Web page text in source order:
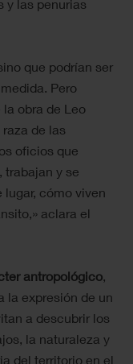
y las penurias
que podrían ser
Pero
obra de Leo
de las
oficios que
trabajan y se
lugar, cómo viven
aclara el
antropológico,
la expresión de un
a descubrir los
la naturaleza y
del territorio en el